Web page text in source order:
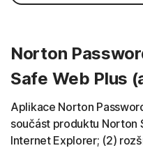
Norton
Safe Web Plus
Aplikace Norton
součást produktu Norton
Internet Explorer; (2)